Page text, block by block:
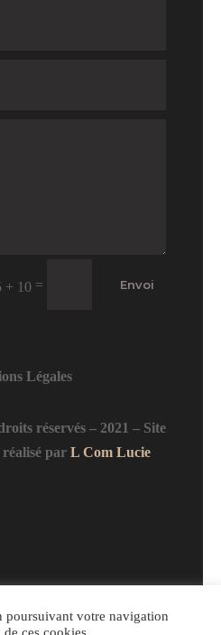
+ 10 = Envoi
Légales
réservés – 2021 – Site
réalisé parL Com Lucie
poursuivant votre navigation